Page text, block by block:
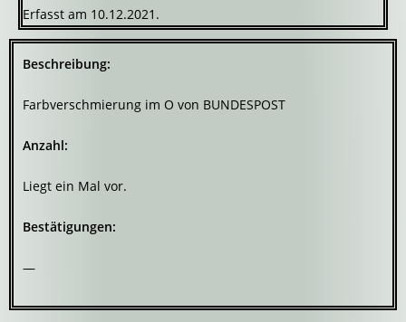
Erfasst am 10.12.2021.
Beschreibung:
Farbverschmierung im O von BUNDESPOST
Anzahl:
Liegt ein Mal vor.
Bestätigungen:
—